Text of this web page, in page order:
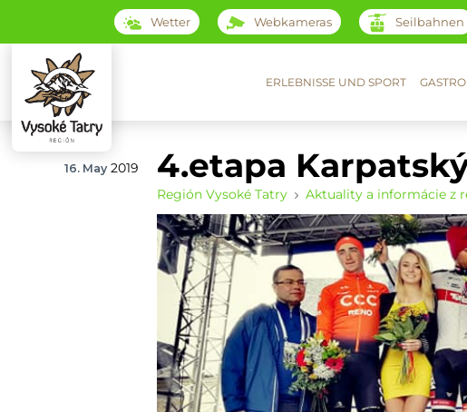
Wetter Webkameras Seilbahnen
ERLEBNISSE UND SPORT
16. May 2019 4.etapa
Región Vysoké Tatry Aktuality a informácie z